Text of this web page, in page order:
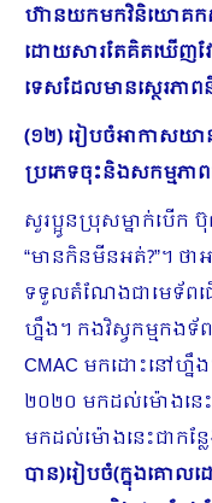
ហ៊ានយកមកវិនិយោគកស
ដោយសារតែគិតឃើញវែ
ទេសដែលមានស្ថេរភា
(១២) រៀបចំអាកាសយា
ប្រភេទចុះនិងសកម្មភាព
សួរប្អូនប្រុសម្នាក់បើក
“មានកិនមីនអត់?”។ ថា
ទទួលតំណែងជាមេទ័ព
ហ្នឹង។ កងវិស្វកម្មកង
CMAC មកដោះនៅហ្នឹ
២០២០ មកដល់ម៉ោងនេ
មកដល់ម៉ោងនេះជាកន្
បាន)រៀបចំ(ក្នុងគោល